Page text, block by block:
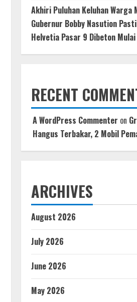
Akhiri Puluhan Keluhan Warga
Gubernur Bobby Nasution
Helvetia Pasar 9 Dibeton
RECENT
A WordPress Commenter on
Hangus Terbakar, 2 Mobil
ARCHIVES
August 2026
July 2026
June 2026
May 2026